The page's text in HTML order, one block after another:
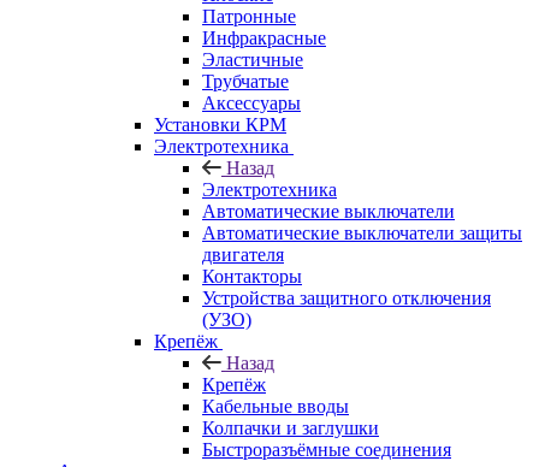
Патронные
Инфракрасные
Эластичные
Трубчатые
Аксессуары
Установки КРМ
Электротехника
Назад
Электротехника
Автоматические выключатели
Автоматические выключатели защиты
двигателя
Контакторы
Устройства защитного отключения
(УЗО)
Крепёж
Назад
Крепёж
Кабельные вводы
Колпачки и заглушки
Быстроразъёмные соединения